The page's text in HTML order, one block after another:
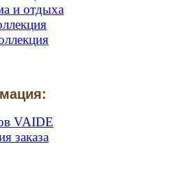
и отдыха
VAIDE
заказа